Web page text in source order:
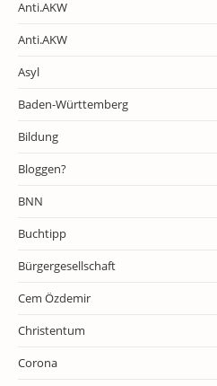
Anti.AKW
Anti.AKW
Asyl
Baden-Württemberg
Bildung
Bloggen?
BNN
Buchtipp
Bürgergesellschaft
Cem Özdemir
Christentum
Corona